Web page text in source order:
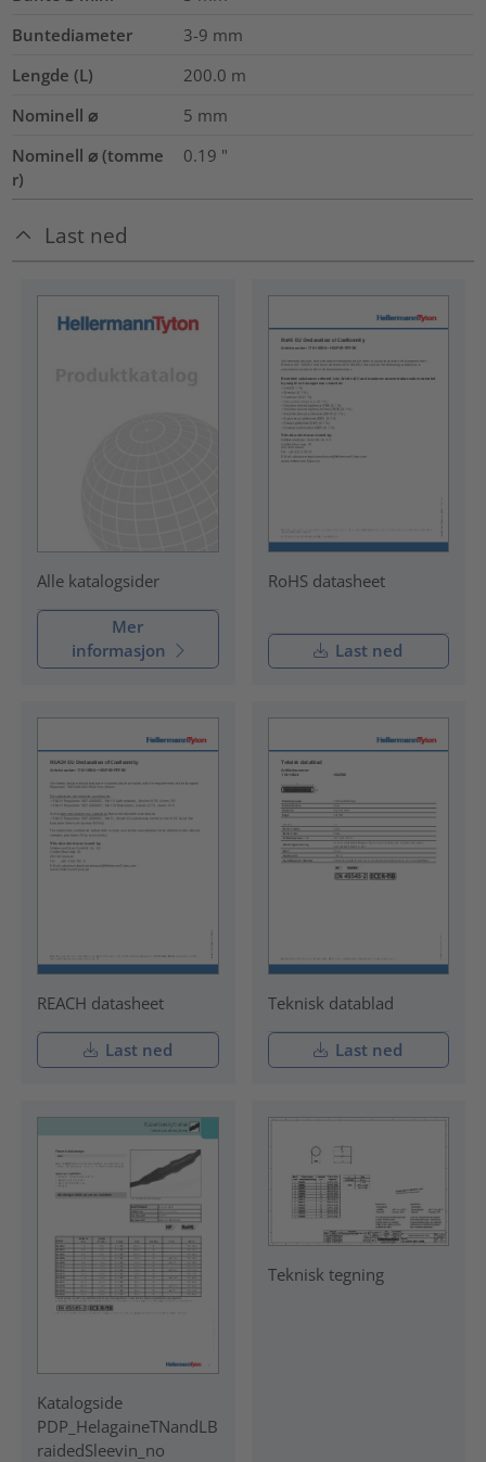
Buntediameter
3-9 mm
Lengde (L)
200.0 m
Nominell ⌀
5 mm
Nominell ⌀ (tomme
r)
0.19 "
Last ned
Alle katalogsider
Mer
informasjon
RoHS datasheet
Last ned
REACH datasheet
Last ned
Teknisk datablad
Last ned
Katalogside
PDP_HelagaineTNandLB
raidedSleevin_no
Teknisk tegning